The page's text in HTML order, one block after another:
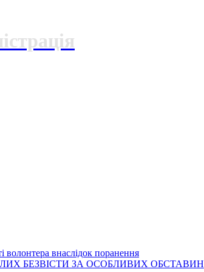
волонтера внаслідок поранення
БЕЗВІСТИ ЗА ОСОБЛИВИХ ОБСТАВИН